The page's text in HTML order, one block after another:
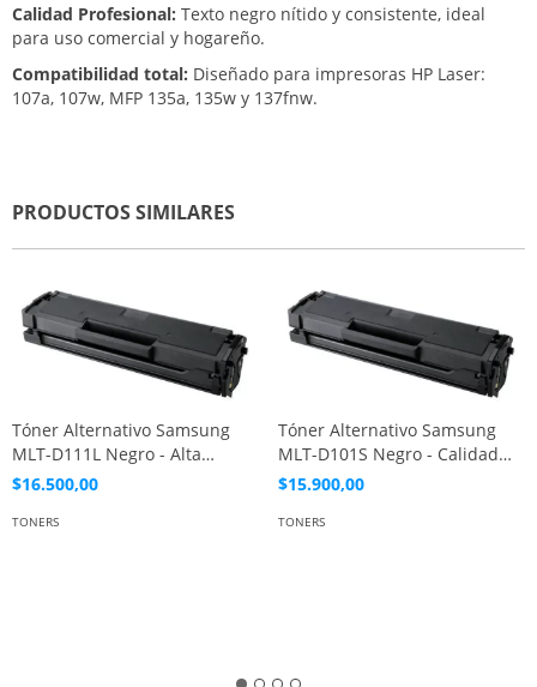
Calidad Profesional: Texto negro nítido y consistente, ideal
para uso comercial y hogareño.
Compatibilidad total: Diseñado para impresoras HP Laser:
107a, 107w, MFP 135a, 135w y 137fnw.
PRODUCTOS SIMILARES
Tóner Alternativo Samsung
MLT-D111L Negro - Alta
Capacidad
$16.500,00
TONERS
Tóner Alternativo Samsung
MLT-D101S Negro - Calidad
Premium
$15.900,00
TONERS